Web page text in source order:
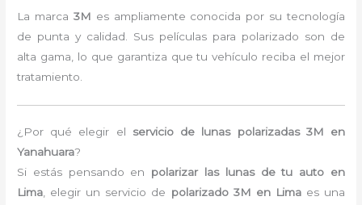
La marca 3M es ampliamente conocida por su tecnología
de punta y calidad. Sus películas para polarizado son de
alta gama, lo que garantiza que tu vehículo reciba el mejor
tratamiento.
¿Por qué elegir el servicio de lunas polarizadas 3M en
Yanahuara?
Si estás pensando en polarizar las lunas de tu auto en
Lima, elegir un servicio de polarizado 3M en Limaes una